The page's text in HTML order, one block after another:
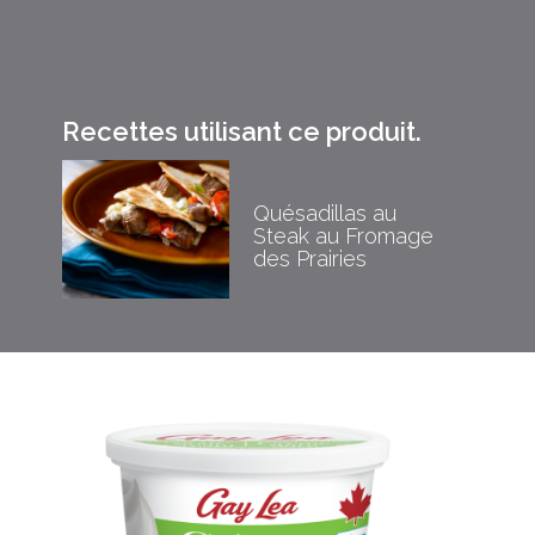
Recettes utilisant ce produit.
Quésadillas au
Steak au Fromage
des Prairies